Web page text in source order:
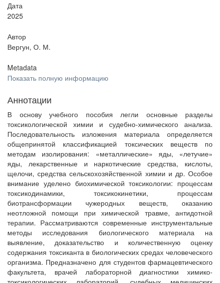
Дата
2025
Автор
Вергун, О. М.
Metadata
Показать полную информацию
Аннотации
В основу учебного пособия легли основные разделы
токсикологической химии и судебно-химического анализа.
Последовательность изложения материала определяется
общепринятой классификацией токсических веществ по
методам изолирования: «металлические» яды, «летучие»
яды, лекарственные и наркотические средства, кислоты,
щелочи, средства сельскохозяйственной химии и др. Особое
внимание уделено биохимической токсикологии: процессам
токсикодинамики, токсикокинетики, процессам
биотрансформации чужеродных веществ, оказанию
неотложной помощи при химической травме, антидотной
терапии. Рассматриваются современные инструментальные
методы исследования биологического материала на
выявление, доказательство и количественную оценку
содержания токсиканта в биологических средах человеческого
организма. Предназначено для студентов фармацевтического
факультета, врачей лабораторной диагностики химико-